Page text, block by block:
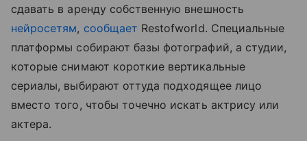
сдавать в аренду собственную внешность
нейросетям, сообщает Restofworld. Специальные
платформы собирают базы фотографий, а студии,
которые снимают короткие вертикальные
сериалы, выбирают оттуда подходящее лицо
вместо того, чтобы точечно искать актрису или
актера.